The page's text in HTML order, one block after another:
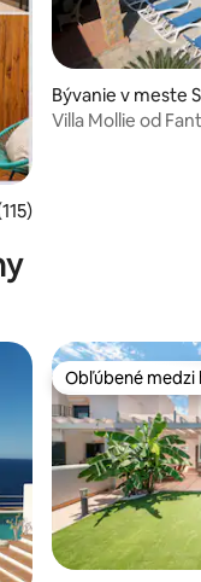
24
ohodnotenie 4,81 z
Bývanie v meste
e sa Talaia
Villa Mollie od
33
Obľúbené medzi
Obľúbené medzi